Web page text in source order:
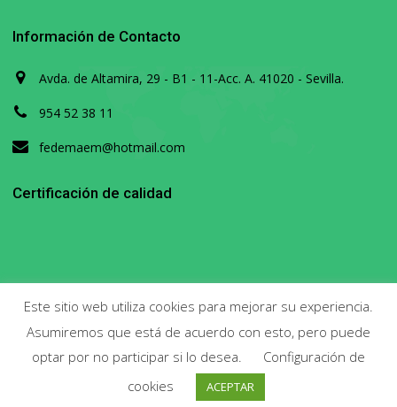
Información de Contacto
Avda. de Altamira, 29 - B1 - 11-Acc. A. 41020 - Sevilla.
954 52 38 11
fedemaem@hotmail.com
Certificación de calidad
Copyright 2020. Todos los derechos reservados.
Este sitio web utiliza cookies para mejorar su experiencia.
Asumiremos que está de acuerdo con esto, pero puede
optar por no participar si lo desea.
Configuración de
cookies
ACEPTAR